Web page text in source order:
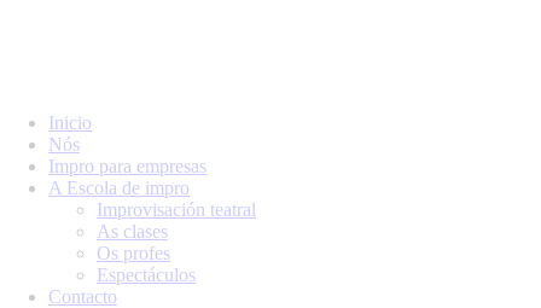
Inicio
Nós
Impro para empresas
A Escola de impro
Improvisación teatral
As clases
Os profes
Espectáculos
Contacto